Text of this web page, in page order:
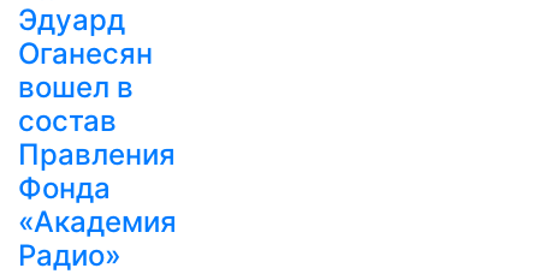
Эдуард
Оганесян
вошел в
состав
Правления
Фонда
«Академия
Радио»